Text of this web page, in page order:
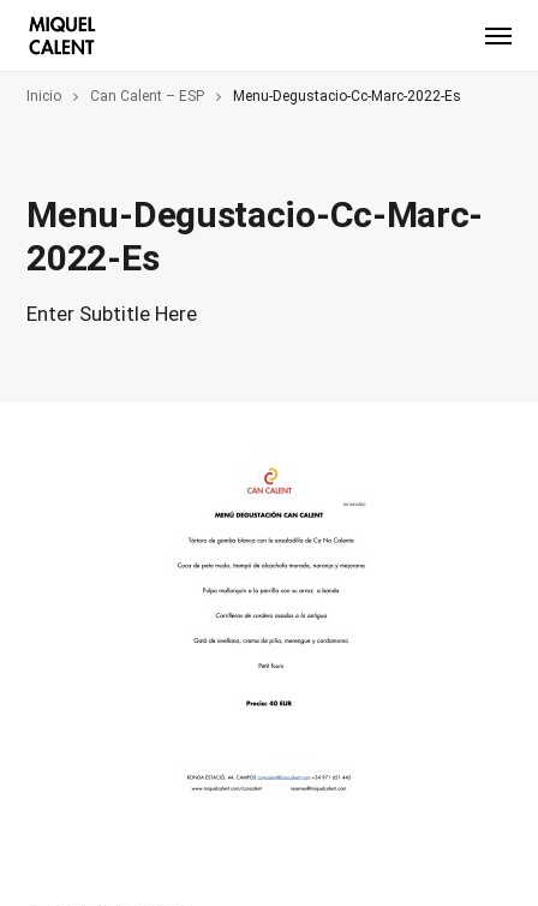
Inicio Can Calent – ESP Menu-Degustacio-Cc-Marc-2022-Es
Menu-Degustacio-Cc-Marc-
2022-Es
Enter Subtitle Here